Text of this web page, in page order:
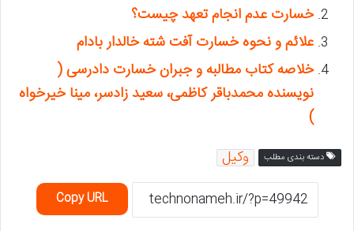
خسارت عدم انجام تعهد چیست؟
علائم و نحوه خسارت آفت شته خالدار بادام
خلاصه کتاب مطالبه و جبران خسارت دادرسی (
نویسنده محمدباقر کاظمی، سعید زادسر، مینا خیرخواه
)
دسته بندی مطلب وکیل
Copy URL